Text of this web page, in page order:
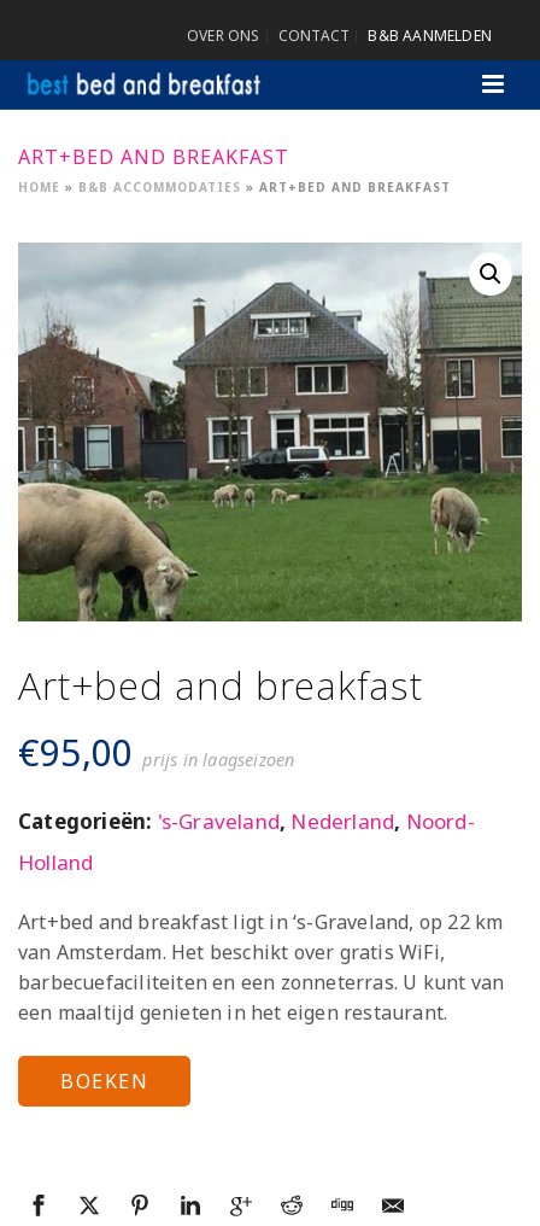
OVER ONS CONTACT B&B AANMELDEN
ART+BED AND BREAKFAST
HOME » B&B ACCOMMODATIES » ART+BED AND BREAKFAST
Art+bed and breakfast
€95,00 prijs in laagseizoen
Categorieën: 's-Graveland, Nederland, Noord-
Holland
Art+bed and breakfast ligt in ‘s-Graveland, op 22 km
van Amsterdam. Het beschikt over gratis WiFi,
barbecuefaciliteiten en een zonneterras. U kunt van
een maaltijd genieten in het eigen restaurant.
BOEKEN